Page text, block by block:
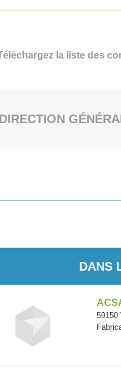
la liste des
DIRECTION
DANS
59150